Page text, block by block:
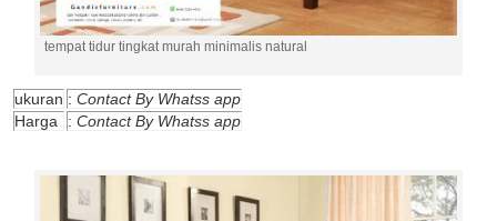
tempat tidur tingkat murah minimalis natural
ukuran : Contact By Whatss app
Harga
: Contact By Whatss app